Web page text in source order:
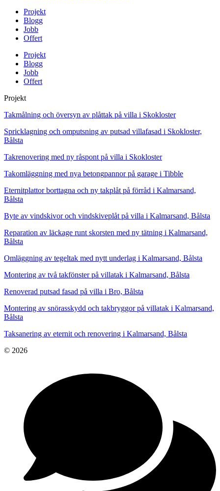
Projekt
Blogg
Jobb
Offert
Projekt
Blogg
Jobb
Offert
Projekt
Takmålning och översyn av plåttak på villa i Skokloster
Spricklagning och omputsning av putsad villafasad i Skokloster,
Bålsta
Takrenovering med ny råspont på villa i Skokloster
Takomläggning med nya betongpannor på garage i Tibble
Eternitplattor borttagna och ny takplåt på förråd i Kalmarsand,
Bålsta
Byte av vindskivor och vindskiveplåt på villa i Kalmarsand, Bålsta
Reparation av läckage runt skorsten med ny tätning i Kalmarsand,
Bålsta
Omläggning av tegeltak med nytt underlag i Kalmarsand, Bålsta
Montering av två takfönster på villatak i Kalmarsand, Bålsta
Renoverad putsad fasad på villa i Bro, Bålsta
Montering av snörasskydd och takbryggor på villatak i Kalmarsand,
Bålsta
Taksanering av eternit och renovering i Kalmarsand, Bålsta
© 2026